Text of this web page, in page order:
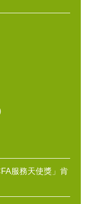
服務天使獎」肯